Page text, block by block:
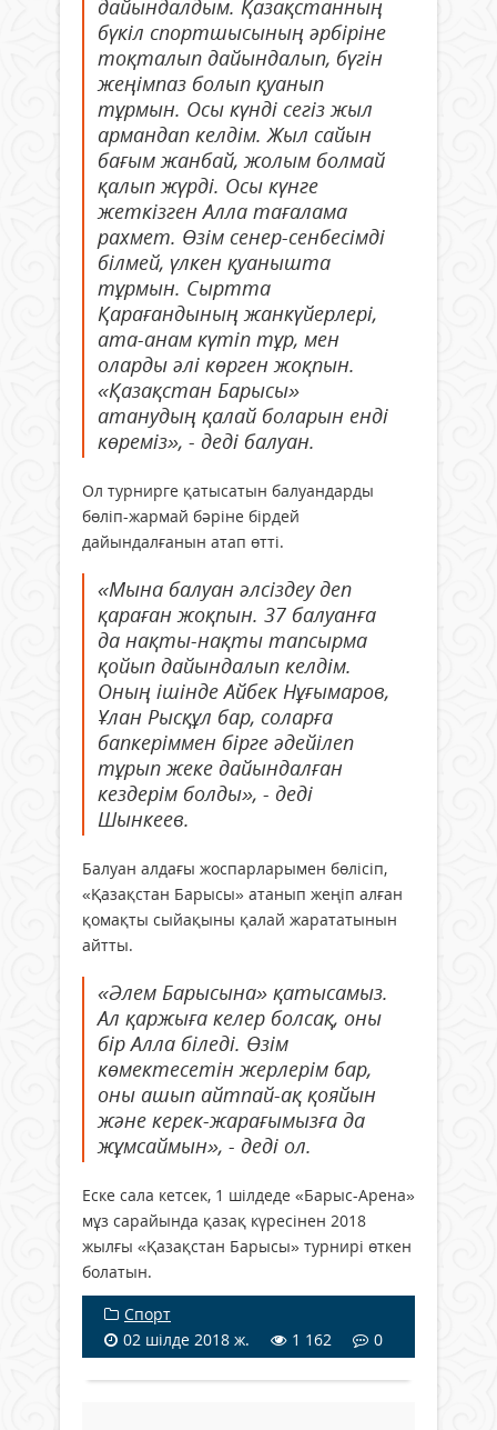
дайындалдым. Қазақстанның
бүкіл спортшысының әрбіріне
тоқталып дайындалып, бүгін
жеңімпаз болып қуанып
тұрмын. Осы күнді сегіз жыл
армандап келдім. Жыл сайын
бағым жанбай, жолым болмай
қалып жүрді. Осы күнге
жеткізген Алла тағалама
рахмет. Өзім сенер-сенбесімді
білмей, үлкен қуанышта
тұрмын. Сыртта
Қарағандының жанкүйерлері,
ата-анам күтіп тұр, мен
оларды әлі көрген жоқпын.
«Қазақстан Барысы»
атанудың қалай боларын енді
көреміз», - деді балуан.
Ол турнирге қатысатын балуандарды
бөліп-жармай бәріне бірдей
дайындалғанын атап өтті.
«Мына балуан әлсіздеу деп
қараған жоқпын. 37 балуанға
да нақты-нақты тапсырма
қойып дайындалып келдім.
Оның ішінде Айбек Нұғымаров,
Ұлан Рысқұл бар, соларға
бапкеріммен бірге әдейілеп
тұрып жеке дайындалған
кездерім болды», - деді
Шынкеев.
Балуан алдағы жоспарларымен бөлісіп,
«Қазақстан Барысы» атанып жеңіп алған
қомақты сыйақыны қалай жарататынын
айтты.
«Әлем Барысына» қатысамыз.
Ал қаржыға келер болсақ, оны
бір Алла біледі. Өзім
көмектесетін жерлерім бар,
оны ашып айтпай-ақ қояйын
және керек-жарағымызға да
жұмсаймын», - деді ол.
Еске сала кетсек, 1 шілдеде «Барыс-Арена»
мұз сарайында қазақ күресінен 2018
жылғы «Қазақстан Барысы» турнирі өткен
болатын.
Спорт
02 шілде 2018 ж.
1 162 0